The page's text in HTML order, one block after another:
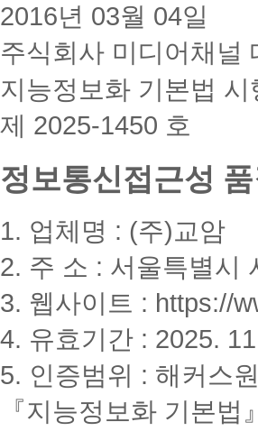
2016년 03월 04일
주식회사 미디어채널
지능정보화 기본법
제 2025-1450 호
정보통신접근성
1. 업체명 : (주)교암
2. 주 소 : 서울특별시
3. 웹사이트 : https://
4. 유효기간 : 2025.
5. 인증범위 : 해커스
『지능정보화 기본